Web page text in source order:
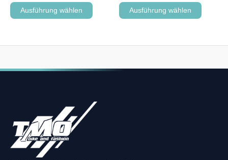
Ausführung wählen Ausführung wählen